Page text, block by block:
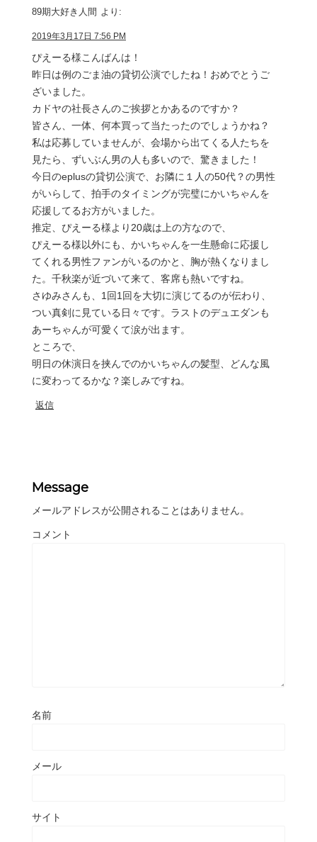
89期大好き人間 より:
2019年3月17日 7:56 PM
ぴえーる様こんばんは！
昨日は例のごま油の貸切公演でしたね！おめでとうご
ざいました。
カドヤの社長さんのご挨拶とかあるのですか？
皆さん、一体、何本買って当たったのでしょうかね？
私は応募していませんが、会場から出てくる人たちを
見たら、ずいぶん男の人も多いので、驚きました！
今日のeplusの貸切公演で、お隣に１人の50代？の男性
がいらして、拍手のタイミングが完璧にかいちゃんを
応援してるお方がいました。
推定、ぴえーる様より20歳は上の方なので、
ぴえーる様以外にも、かいちゃんを一生懸命に応援し
てくれる男性ファンがいるのかと、胸が熱くなりまし
た。千秋楽が近づいて来て、客席も熱いですね。
さゆみさんも、1回1回を大切に演じてるのが伝わり、
つい真剣に見ている日々です。ラストのデュエダンも
あーちゃんが可愛くて涙が出ます。
ところで、
明日の休演日を挟んでのかいちゃんの髪型、どんな風
に変わってるかな？楽しみですね。
返信
Message
メールアドレスが公開されることはありません。
コメント
名前
メール
サイト